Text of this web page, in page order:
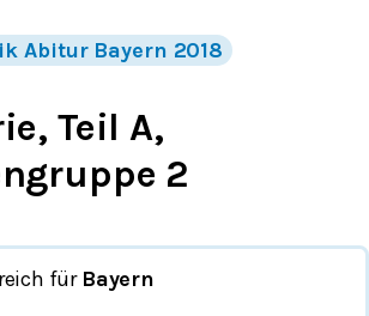
Abitur Bayern 2018
Teil A,
2
für Bayern